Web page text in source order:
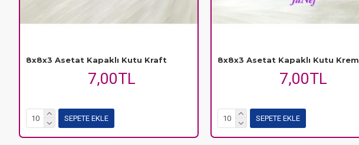
8x8x3 Asetat Kapaklı Kutu Kraft
7,00TL
SEPETE EKLE
8x8x3 Asetat Kapaklı Kutu Krem
7,00TL
SEPETE EKLE